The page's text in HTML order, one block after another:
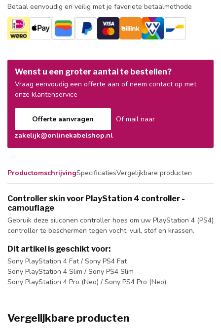
Betaal eenvoudig en veilig met je favoriete betaalmethode
Wenst u een groter aantal te bestellen?
Vraag eenvoudig een offerte aan of neem contact op met
onze klantenservice
Offerte aanvragen
Of mail naar
zakelijk@onlinekabelshop.nl
ProductomschrijvingSpecificatiesVergelijkbare producten
Controller skin voor PlayStation 4 controller -
camouflage
Gebruik deze siliconen controller hoes om uw PlayStation 4 (PS4)
controller te beschermen tegen vocht, vuil, stof en krassen.
Dit artikel is geschikt voor:
Sony PlayStation 4 Fat / Sony PS4 Fat
Sony PlayStation 4 Slim / Sony PS4 Slim
Sony PlayStation 4 Pro (Neo) / Sony PS4 Pro (Neo)
Vergelijkbare producten